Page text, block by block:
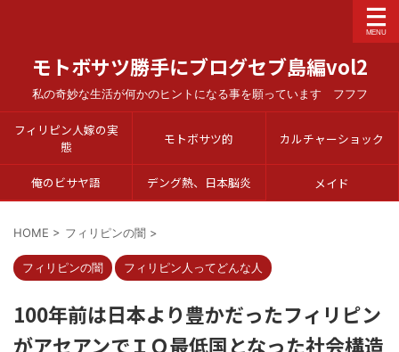
モトボサツ勝手にブログセブ島編vol2
私の奇妙な生活が何かのヒントになる事を願っています フフフ
フィリピン人嫁の実
態
モトボサツ的 カルチャーショック
俺のビサヤ語 デング熱、日本脳炎 メイド
HOME > フィリピンの闇 >
フィリピンの闇 フィリピン人ってどんな人
100年前は日本より豊かだったフィリピン
がアセアンでＩＱ最低国となった社会構造